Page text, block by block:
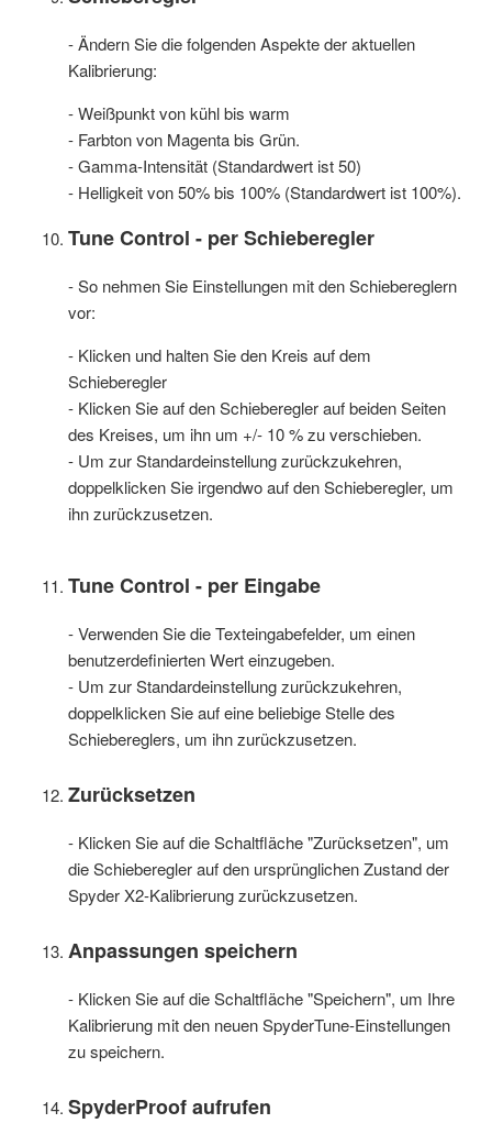
- Ändern Sie die folgenden Aspekte der aktuellen
Kalibrierung:
- Weißpunkt von kühl bis warm
- Farbton von Magenta bis Grün.
- Gamma-Intensität (Standardwert ist 50)
- Helligkeit von 50% bis 100% (Standardwert ist 100%).
Tune Control - perSchieberegler
- So nehmen Sie Einstellungen mit den Schiebereglern
vor:
- Klicken und halten Sie den Kreis auf dem
Schieberegler
- Klicken Sie auf den Schieberegler auf beiden Seiten
des Kreises, um ihn um +/- 10 % zu verschieben.
- Um zur Standardeinstellung zurückzukehren,
doppelklicken Sie irgendwo auf den Schieberegler, um
ihn zurückzusetzen.
Tune Control - per Eingabe
- Verwenden Sie die Texteingabefelder, um einen
benutzerdefinierten Wert einzugeben.
- Um zur Standardeinstellung zurückzukehren,
doppelklicken Sie auf eine beliebige Stelle des
Schiebereglers, um ihn zurückzusetzen.
Zurücksetzen
- Klicken Sie auf die Schaltfläche "Zurücksetzen", um
die Schieberegler auf den ursprünglichen Zustand der
Spyder X2-Kalibrierung zurückzusetzen.
Anpassungen speichern
- Klicken Sie auf die Schaltfläche "Speichern", um Ihre
Kalibrierung mit den neuen SpyderTune-Einstellungen
zu speichern.
SpyderProof aufrufen